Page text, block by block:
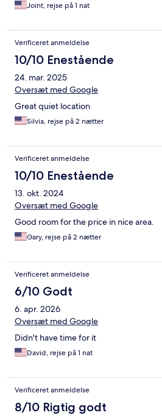
Joint, rejse på 1 nat
Verificeret anmeldelse
10/10 Enestående
24. mar. 2025
Oversæt med Google
Great quiet location
Silvia, rejse på 2 nætter
Verificeret anmeldelse
10/10 Enestående
13. okt. 2024
Oversæt med Google
Good room for the price in nice area.
Gary, rejse på 2 nætter
Verificeret anmeldelse
6/10 Godt
6. apr. 2026
Oversæt med Google
Didn't have time for it
David, rejse på 1 nat
Verificeret anmeldelse
8/10 Rigtig godt